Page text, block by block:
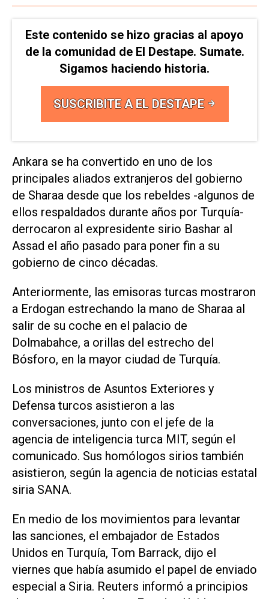
Este contenido se hizo gracias al apoyo
de la comunidad de El Destape. Sumate.
Sigamos haciendo historia.
SUSCRIBITE A EL DESTAPE
Ankara se ha convertido en uno de los
principales aliados extranjeros del gobierno
de Sharaa desde que los rebeldes -algunos de
ellos respaldados durante años por Turquía-
derrocaron al expresidente sirio Bashar al
Assad el año pasado para poner fin a su
gobierno de cinco décadas.
Anteriormente, las emisoras turcas mostraron
a Erdogan estrechando la mano de Sharaa al
salir de su coche en el palacio de
Dolmabahce, a orillas del estrecho del
Bósforo, en la mayor ciudad de Turquía.
Los ministros de Asuntos Exteriores y
Defensa turcos asistieron a las
conversaciones, junto con el jefe de la
agencia de inteligencia turca MIT, según el
comunicado. Sus homólogos sirios también
asistieron, según la agencia de noticias estatal
siria SANA.
En medio de los movimientos para levantar
las sanciones, el embajador de Estados
Unidos en Turquía, Tom Barrack, dijo el
viernes que había asumido el papel de enviado
especial a Siria. Reuters informó a principios